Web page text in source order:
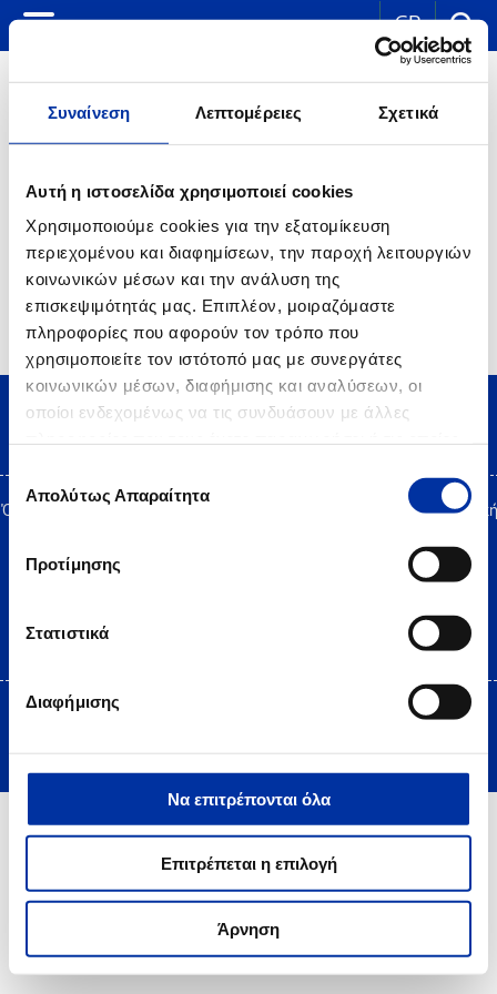
Συναίνεση Λεπτομέρειες Σχετικά
Αυτή η ιστοσελίδα χρησιμοποιεί cookies
Χρησιμοποιούμε cookies για την εξατομίκευση
περιεχομένου και διαφημίσεων, την παροχή λειτουργιών
κοινωνικών μέσων και την ανάλυση της
επισκεψιμότητάς μας. Επιπλέον, μοιραζόμαστε
πληροφορίες που αφορούν τον τρόπο που
χρησιμοποιείτε τον ιστότοπό μας με συνεργάτες
κοινωνικών μέσων, διαφήμισης και αναλύσεων, οι
οποίοι ενδεχομένως να τις συνδυάσουν με άλλες
των υπηρεσιών τους.
Επιλογή
συγκατάθεσης
Απολύτως Απαραίτητα
Προτίμησης
Στατιστικά
Διαφήμισης
Να επιτρέπονται όλα
Επιτρέπεται η επιλογή
Άρνηση
GR
Κάθε χειμώνα καταναλώνονται μεγάλες ποσότητες πετρελαίου
θέρμανσης σε όλη τη χώρα.
Επιπλέον η HELLENiQ PETROLEUM τροφοδοτεί τα νοικοκυριά με
υγραέριο (προπάνιο, βουτάνιο & μείγμα) και κηροζίνη θέρμανσης.
Όροι Χρήσης Δήλωση Προστασίας Προσωπικών Δεδομένων|Πολιτική
Copyright © 2025 HELLENiQ PETROLEUM. All rights Reserved